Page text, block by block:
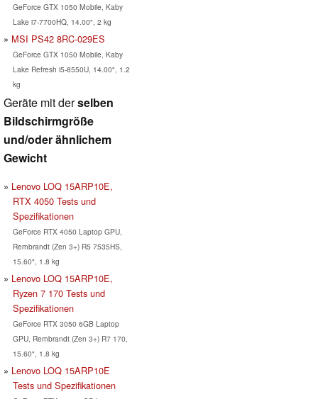
GeForce GTX 1050 Mobile, Kaby
Lake i7-7700HQ, 14.00", 2 kg
MSI PS42 8RC-029ES
GeForce GTX 1050 Mobile, Kaby
Lake Refresh i5-8550U, 14.00", 1.2
kg
Geräte mit derselben
Bildschirmgröße
und/oder ähnlichem
Gewicht
Lenovo LOQ 15ARP10E,
RTX 4050 Tests und
Spezifikationen
GeForce RTX 4050 Laptop GPU,
Rembrandt (Zen 3+) R5 7535HS,
15.60", 1.8 kg
Lenovo LOQ 15ARP10E,
Ryzen 7 170 Tests und
Spezifikationen
GeForce RTX 3050 6GB Laptop
GPU, Rembrandt (Zen 3+) R7 170,
15.60", 1.8 kg
Lenovo LOQ 15ARP10E
Tests und Spezifikationen